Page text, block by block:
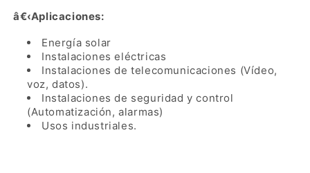
â€‹Aplicaciones:
Energía solar
Instalaciones eléctricas
Instalaciones de telecomunicaciones (Vídeo,
voz, datos).
Instalaciones de seguridad y control
(Automatización, alarmas)
Usos industriales.